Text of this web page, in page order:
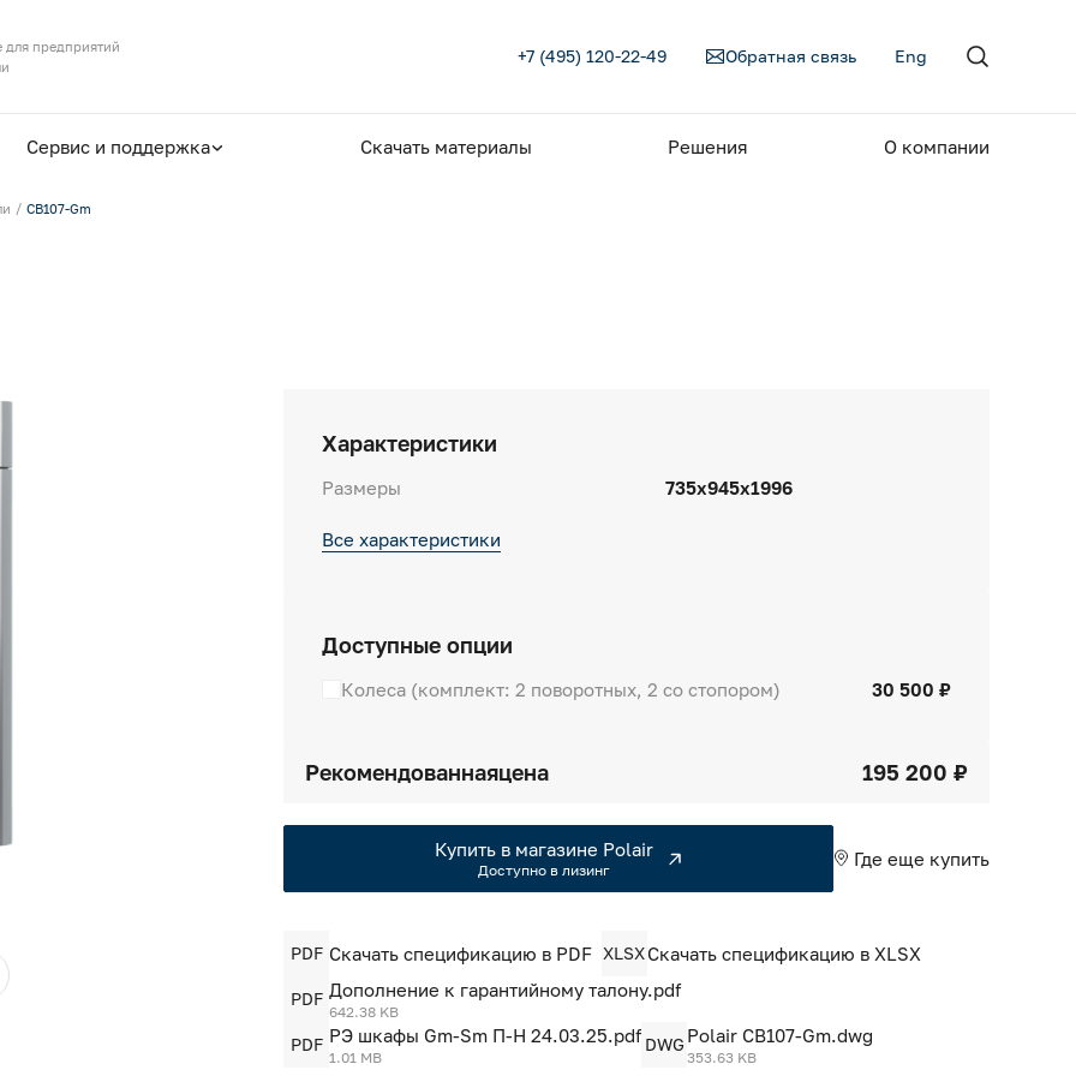
предприятий
+7 (495) 120-22-49 Обратная связь Eng
Сервис и поддержка Скачать материалы Решения О компании
CB107-Gm
Характеристики
Размеры 735х945х1996
Все характеристики
Доступные опции
Колеса (комплект: 2 поворотных, 2 со стопором) 30 500 ₽
Рекомендованнаяцена 195 200 ₽
Купить в магазине Polair
Доступно в лизинг
Где еще купить
PDF Скачать спецификацию в PDF XLSXСкачать спецификацию в XLSX
PDF Дополнение к гарантийному талону.pdf
642.38 KB
PDF РЭ шкафы Gm-Sm П-Н 24.03.25.pdf
1.01 MB
DWG Polair CB107-Gm.dwg
353.63 KB